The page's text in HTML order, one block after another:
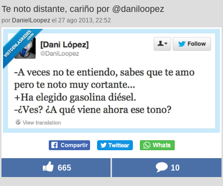
Te noto distante, cariño por @daniloopez
por DanielLoopez el 27 ago 2013, 22:52
665 10